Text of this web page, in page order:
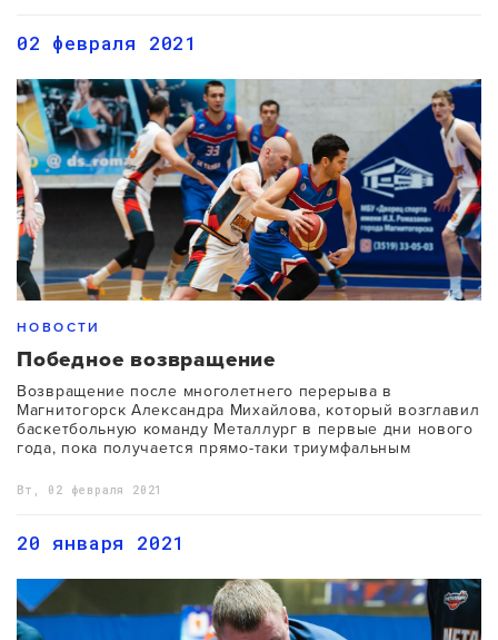
02 февраля 2021
НОВОСТИ
Победное возвращение
Возвращение после многолетнего перерыва в
Магнитогорск Александра Михайлова, который возглавил
баскетбольную команду Металлург в первые дни нового
года, пока получается прямо-таки триумфальным
Вт, 02 февраля 2021
20 января 2021